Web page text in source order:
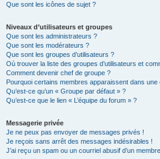
Que sont les icônes de sujet ?
Niveaux d’utilisateurs et groupes
Que sont les administrateurs ?
Que sont les modérateurs ?
Que sont les groupes d’utilisateurs ?
Où trouver la liste des groupes d’utilisateurs et
Comment devenir chef de groupe ?
Pourquoi certains membres apparaissent dans une
Qu’est-ce qu’un « Groupe par défaut » ?
Qu’est-ce que le lien « L’équipe du forum » ?
Messagerie privée
Je ne peux pas envoyer de messages privés !
Je reçois sans arrêt des messages indésirables !
J’ai reçu un spam ou un courriel abusif d’un